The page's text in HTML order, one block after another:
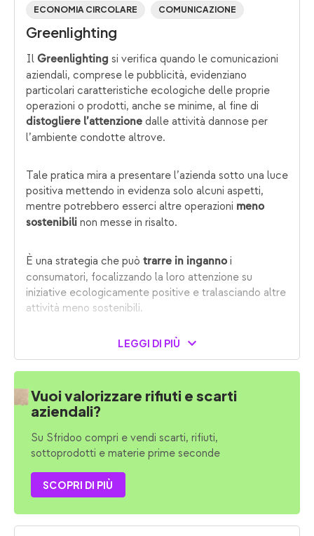
ECONOMIA CIRCOLARE COMUNICAZIONE
Greenlighting
Il Greenlighting si verifica quando le comunicazioni
aziendali, comprese le pubblicità, evidenziano
particolari caratteristiche ecologiche delle proprie
operazioni o prodotti, anche se minime, al fine di
distogliere l’attenzione dalle attività dannose per
l’ambiente condotte altrove.
Tale pratica mira a presentare l’azienda sotto una luce
positiva mettendo in evidenza solo alcuni aspetti,
mentre potrebbero esserci altre operazioni meno
sostenibili non messe in risalto.
È una strategia che può trarre in inganno i
consumatori, focalizzando la loro attenzione su
iniziative ecologicamente positive e tralasciando altre
attività meno sostenibili.
LEGGI DI PIÙ
Vuoi valorizzare rifiuti e scarti
aziendali?
Su Sfridoo compri e vendi scarti, rifiuti,
sottoprodotti e materie prime seconde
SCOPRI DI PIÙ